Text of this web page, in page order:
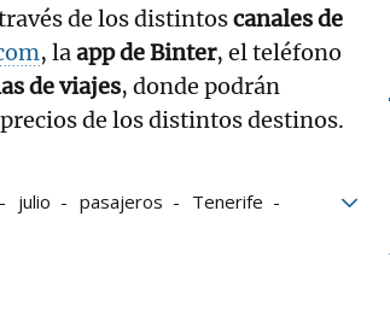
de los distintoscanales de
, laapp de Binter, el teléfono
de viajes, donde podrán
de los distintos destinos.
julio pasajeros
Tenerife